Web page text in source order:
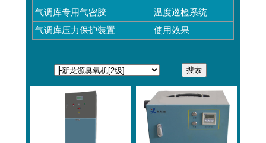
气调库专用气密胶
温度巡检系统
气调库压力保护装置
使用效果